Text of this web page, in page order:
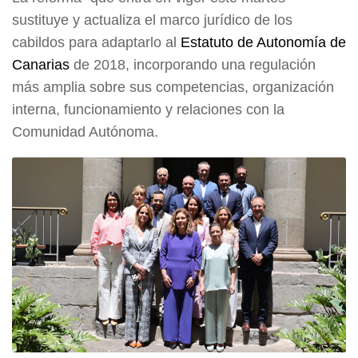
sustituye y actualiza el marco jurídico de los
cabildos para adaptarlo al Estatuto de Autonomía de
Canarias de 2018, incorporando una regulación
más amplia sobre sus competencias, organización
interna, funcionamiento y relaciones con la
Comunidad Autónoma.